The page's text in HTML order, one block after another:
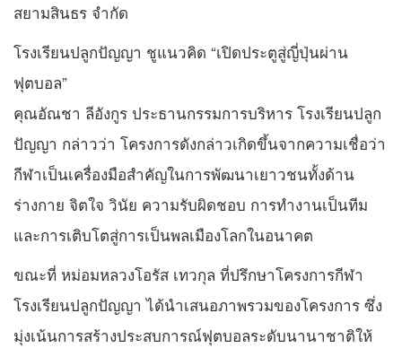
สยามสินธร จำกัด
โรงเรียนปลูกปัญญา ชูแนวคิด “เปิดประตูสู่ญี่ปุ่นผ่าน
ฟุตบอล”
คุณอัณชา ลีอังกูร ประธานกรรมการบริหาร โรงเรียนปลูก
ปัญญา กล่าวว่า โครงการดังกล่าวเกิดขึ้นจากความเชื่อว่า
กีฬาเป็นเครื่องมือสำคัญในการพัฒนาเยาวชนทั้งด้าน
ร่างกาย จิตใจ วินัย ความรับผิดชอบ การทำงานเป็นทีม
และการเติบโตสู่การเป็นพลเมืองโลกในอนาคต
ขณะที่ หม่อมหลวงโอรัส เทวกุล ที่ปรึกษาโครงการกีฬา
โรงเรียนปลูกปัญญา ได้นำเสนอภาพรวมของโครงการ ซึ่ง
มุ่งเน้นการสร้างประสบการณ์ฟุตบอลระดับนานาชาติให้